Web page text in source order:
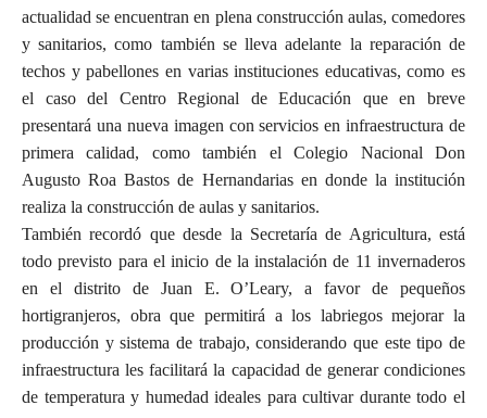
actualidad se encuentran en plena construcción aulas, comedores
y sanitarios, como también se lleva adelante la reparación de
techos y pabellones en varias instituciones educativas, como es
el caso del Centro Regional de Educación que en breve
presentará una nueva imagen con servicios en infraestructura de
primera calidad, como también el Colegio Nacional Don
Augusto Roa Bastos de Hernandarias en donde la institución
realiza la construcción de aulas y sanitarios.
También recordó que desde la Secretaría de Agricultura, está
todo previsto para el inicio de la instalación de 11 invernaderos
en el distrito de Juan E. O’Leary, a favor de pequeños
hortigranjeros, obra que permitirá a los labriegos mejorar la
producción y sistema de trabajo, considerando que este tipo de
infraestructura les facilitará la capacidad de generar condiciones
de temperatura y humedad ideales para cultivar durante todo el